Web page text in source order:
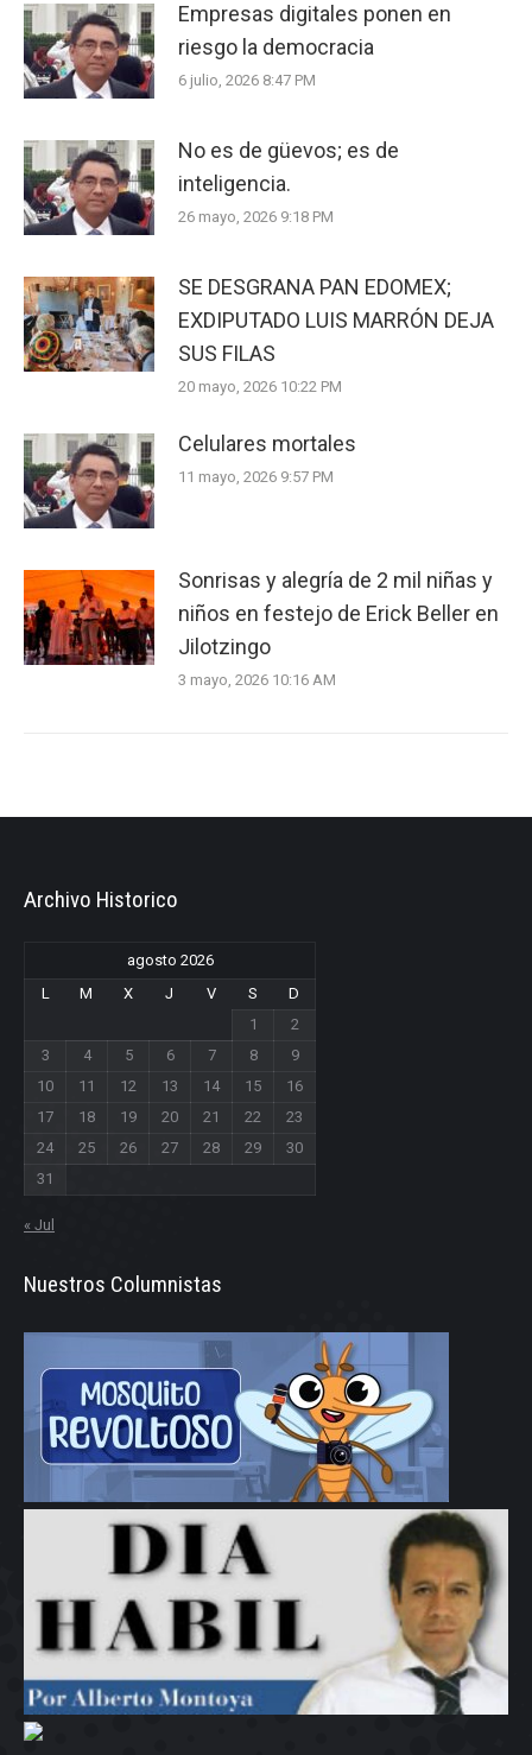
Empresas digitales ponen en
riesgo la democracia
6 julio, 2026 8:47 PM
No es de güevos; es de
inteligencia.
26 mayo, 2026 9:18 PM
SE DESGRANA PAN EDOMEX;
EXDIPUTADO LUIS MARRÓN DEJA
SUS FILAS
20 mayo, 2026 10:22 PM
Celulares mortales
11 mayo, 2026 9:57 PM
Sonrisas y alegría de 2 mil niñas y
niños en festejo de Erick Beller en
Jilotzingo
3 mayo, 2026 10:16 AM
Archivo Historico
agosto 2026
L
M X J V S
D
1
2
3
4 5 6 7 8
9
10
11 12 13 14 15
16
17
18 19 20 21 22
23
24
25 26 27 28 29
30
31
« Jul
Nuestros Columnistas